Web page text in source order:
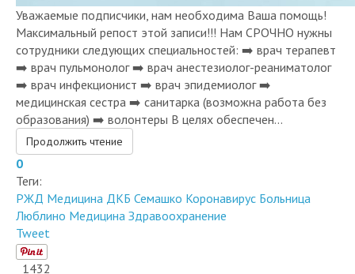
Уважаемые подписчики, нам необходима Ваша помощь!
Максимальный репост этой записи!!! Нам СРОЧНО нужны
сотрудники следующих специальностей: ➡️ врач терапевт
➡️ врач пульмонолог ➡️ врач анестезиолог-реаниматолог
➡️ врач инфекционист ➡️ врач эпидемиолог ➡️
медицинская сестра ➡️ санитарка (возможна работа без
образования) ➡️ волонтеры В целях обеспечен...
Продолжить чтение
0
Теги:
РЖД Медицина ДКБ Семашко Коронавирус Больница
Люблино Медицина Здравоохранение
Tweet
1432